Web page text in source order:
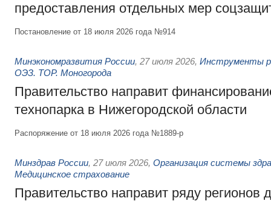
предоставления отдельных мер
Постановление от 18 июля 2026 года №914
Минэкономразвития России, 27 июля 2026, Инструменты
ОЭЗ. ТОР. Моногорода
Правительство направит
технопарка в Нижегородской области
Распоряжение от 18 июля 2026 года №1889-р
Минздрав России, 27 июля 2026, Организация системы
Медицинское страхование
Правительство направит ряду регионов